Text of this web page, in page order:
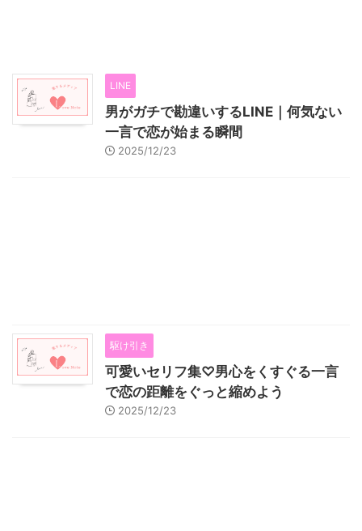
LINE
男がガチで勘違いするLINE｜何気ない
一言で恋が始まる瞬間
2025/12/23
駆け引き
可愛いセリフ集♡男心をくすぐる一言
で恋の距離をぐっと縮めよう
2025/12/23